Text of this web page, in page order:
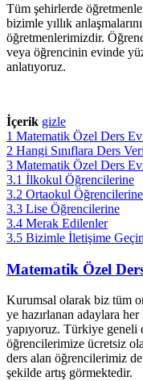
Tüm şehirlerde
bizimle yıllık
öğretmenlerimizdir.
veya öğrencinin evinde
anlatıyoruz.
İçerik gizle
1 Matematik Özel Ders
2 Hangi Sınıflara Ders
3 Matematik Özel Ders
3.1 İlkokul Öğrencilerine
3.2 Ortaokul Öğrencilerine
3.3 Lise Öğrencilerine
3.4 Merak Edilenler
3.5 Bizimle İletişime Geçin
Matematik Özel
Kurumsal olarak biz tüm
ye hazırlanan adaylara
yapıyoruz. Türkiye geneli
öğrencilerimize ücretsiz
ders alan öğrencilerimiz
şekilde artış görmektedir.